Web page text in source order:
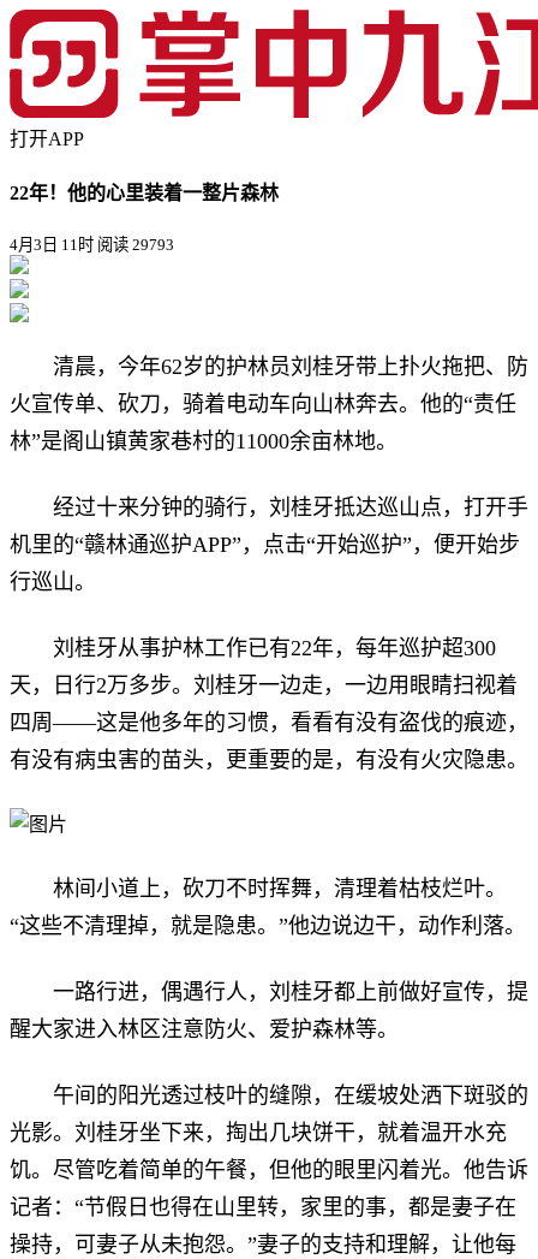
打开APP
22年！他的心里装着一整片森林
4月3日 11时 阅读 29793
清晨，今年62岁的护林员刘桂牙带上扑火拖把、防
火宣传单、砍刀，骑着电动车向山林奔去。他的“责任
林”是阁山镇黄家巷村的11000余亩林地。
经过十来分钟的骑行，刘桂牙抵达巡山点，打开手
机里的“赣林通巡护APP”，点击“开始巡护”，便开始步
行巡山。
刘桂牙从事护林工作已有22年，每年巡护超300
天，日行2万多步。刘桂牙一边走，一边用眼睛扫视着
四周——这是他多年的习惯，看看有没有盗伐的痕迹，
有没有病虫害的苗头，更重要的是，有没有火灾隐患。
林间小道上，砍刀不时挥舞，清理着枯枝烂叶。
“这些不清理掉，就是隐患。”他边说边干，动作利落。
一路行进，偶遇行人，刘桂牙都上前做好宣传，提
醒大家进入林区注意防火、爱护森林等。
午间的阳光透过枝叶的缝隙，在缓坡处洒下斑驳的
光影。刘桂牙坐下来，掏出几块饼干，就着温开水充
饥。尽管吃着简单的午餐，但他的眼里闪着光。他告诉
记者：“节假日也得在山里转，家里的事，都是妻子在
操持，可妻子从未抱怨。”妻子的支持和理解，让他每